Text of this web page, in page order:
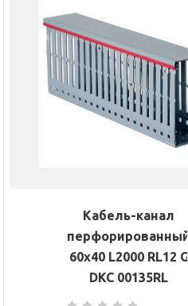
Кабель-канал
перфорированный
60х40 L2000 RL12 G
DKC 00135RL